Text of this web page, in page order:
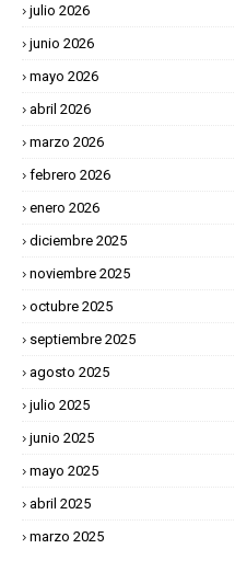
julio 2026
junio 2026
mayo 2026
abril 2026
marzo 2026
febrero 2026
enero 2026
diciembre 2025
noviembre 2025
octubre 2025
septiembre 2025
agosto 2025
julio 2025
junio 2025
mayo 2025
abril 2025
marzo 2025